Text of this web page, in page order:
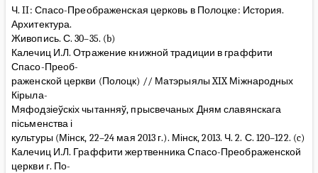
Ч. II: Спасо-Преображенская церковь в Полоцке: История.
Архитектура.
Живопись. С. 30–35. (b)
Калечиц И.Л. Отражение книжной традиции в граффити
Спасо-Преоб-
раженской церкви (Полоцк) // Матэрыялы XIX Міжнародных
Кірыла-
Мяфодзіеўскіх чытанняў, прысвечаных Дням славянскага
пісьменства і
культуры (Мінск, 22–24 мая 2013 г.). Мінск, 2013. Ч. 2. С. 120–122. (c)
Калечиц И.Л. Граффити жертвенника Спасо-Преображенской
церкви г. По-